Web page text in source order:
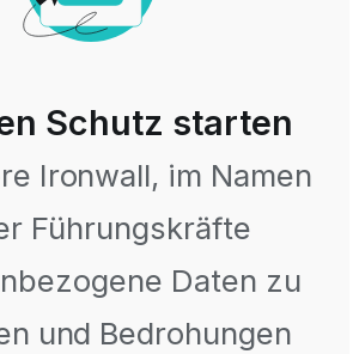
Schutz starten
Ironwall, im Namen
Führungskräfte
Daten zu
und Bedrohungen